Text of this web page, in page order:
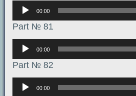
Аудиоплеер
00:00
Part № 81
Аудиоплеер
00:00
Part № 82
Аудиоплеер
00:00